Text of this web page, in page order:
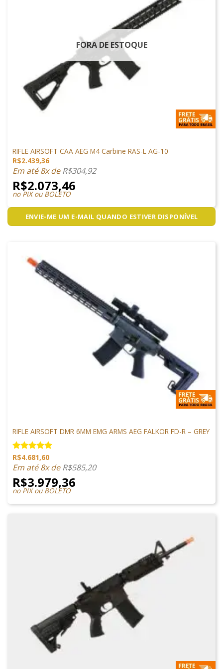
FORA DE ESTOQUE
RIFLE AIRSOFT CAA AEG M4 Carbine RAS-L AG-10
R$2.439,36
Em até 8x deR$304,92
R$2.073,46
no PIX ou BOLETO
ENVIE-ME UM E-MAIL QUANDO ESTIVER DISPONÍVEL
RIFLE AIRSOFT DMR 6MM EMG ARMS AEG FALKOR FD-R – GREY
Avaliação
5.00 de 5
R$4.681,60
Em até 8x deR$585,20
R$3.979,36
no PIX ou BOLETO